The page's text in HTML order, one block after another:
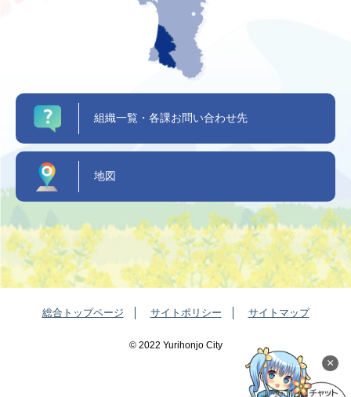
×
組織一覧・各課お問い合わせ先
地図
総合トップページ サイトポリシー サイトマップ
©️ 2022 Yurihonjo City